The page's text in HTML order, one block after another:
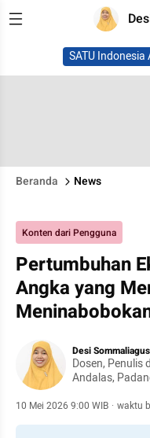
SATU
Beranda News
Konten dari Pengguna
Pertumbuhan
Angka yang
Desi
Dosen, Penulis
Andalas,
10 Mei 2026 9:00 WIB · waktu